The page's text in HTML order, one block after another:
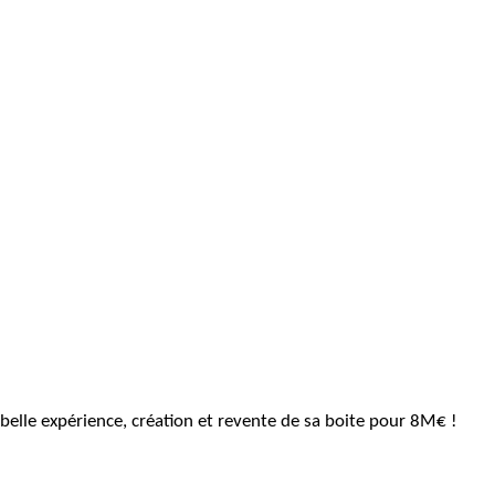
expérience, création et revente de sa boite pour 8M€ !